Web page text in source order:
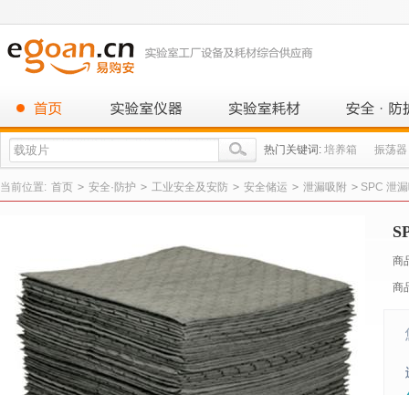
热门关键词: 培养箱 振荡器
当前位置: 首页 > 安全·防护 > 工业安全及安防 > 安全储运 > 泄漏吸附 > SPC 泄
商
商